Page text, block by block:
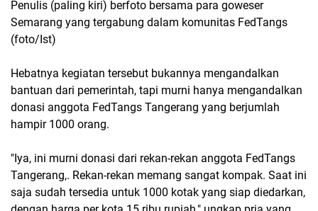
Penulis (paling kiri) berfoto bersama para goweser
Semarang yang tergabung dalam komunitas FedTangs
(foto/Ist)
Hebatnya kegiatan tersebut bukannya mengandalkan
bantuan dari pemerintah, tapi murni hanya mengandalkan
donasi anggota FedTangs Tangerang yang berjumlah
hampir 1000 orang.
"Iya, ini murni donasi dari rekan-rekan anggota FedTangs
Tangerang,. Rekan-rekan memang sangat kompak. Saat ini
saja sudah tersedia untuk 1000 kotak yang siap diedarkan,